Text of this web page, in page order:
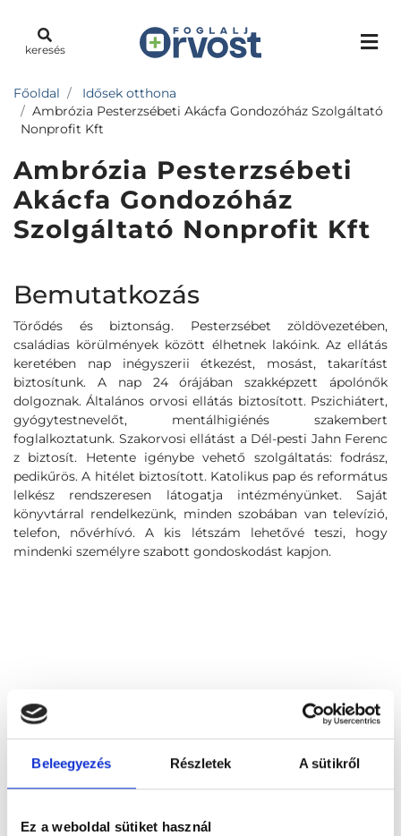
Beleegyezés Részletek A sütikről
Ez a weboldal sütiket használ
keresés
Főoldal
Idősek otthona
Ambrózia Pesterzsébeti Akácfa Gondozóház Szolgáltató
Nonprofit Kft
Ambrózia Pesterzsébeti
Akácfa Gondozóház
Szolgáltató Nonprofit Kft
Bemutatkozás
Törődés és biztonság. Pesterzsébet zöldövezetében,
családias körülmények között élhetnek lakóink. Az ellátás
keretében nap inégyszerii étkezést, mosást, takarítást
biztosítunk. A nap 24 órájában szakképzett ápolónők
dolgoznak. Általános orvosi ellátás biztosított. Pszichiátert,
gyógytestnevelőt, mentálhigiénés szakembert
foglalkoztatunk. Szakorvosi ellátást a Dél-pesti Jahn Ferenc
z biztosít. Hetente igénybe vehető szolgáltatás: fodrász,
pedikűrös. A hitélet biztosított. Katolikus pap és református
lelkész rendszeresen látogatja intézményünket. Saját
könyvtárral rendelkezünk, minden szobában van televízió,
telefon, nővérhívó. A kis létszám lehetővé teszi, hogy
mindenki személyre szabott gondoskodást kapjon.